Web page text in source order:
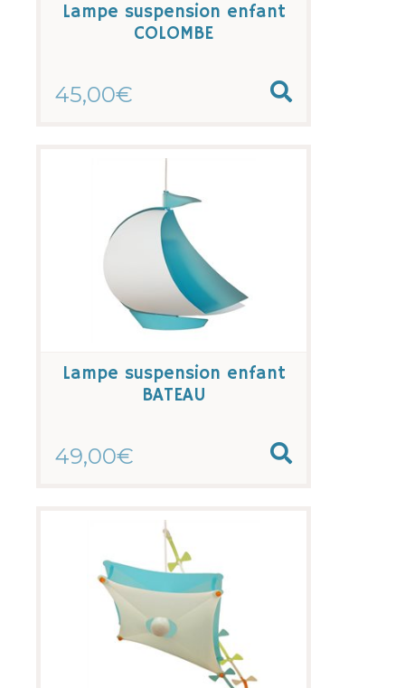
Lampe suspension enfant
COLOMBE
45,00€
Lampe suspension enfant
BATEAU
49,00€